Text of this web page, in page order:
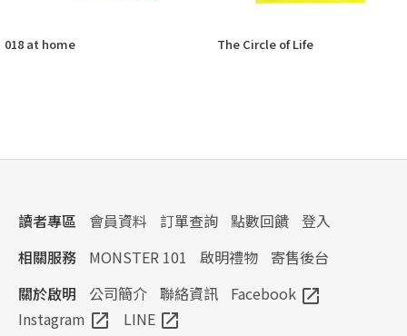
018 at home The Circle of Life
讀者專區 會員資料 訂單查詢 點數回饋 登入
相關服務
MONSTER 101 啟明禮物
寄售後台
關於啟明
公司簡介 聯絡資訊 Facebook open_in_new
Instagram open_in_new LINE open_in_new